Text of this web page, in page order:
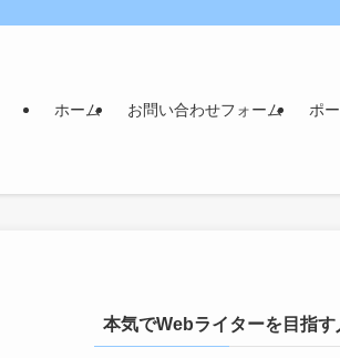
ホーム お問い合わせフォーム ポ
本気でWebライターを目指す